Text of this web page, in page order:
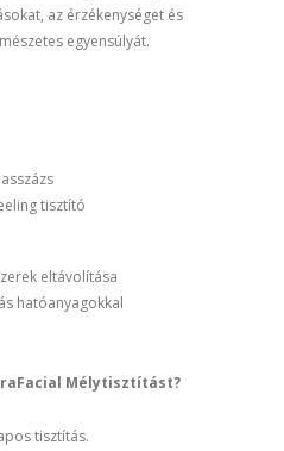
az érzékenységet és
egyensúlyát.
tisztító
eltávolítása
hatóanyagokkal
Mélytisztítást?
tisztítás.